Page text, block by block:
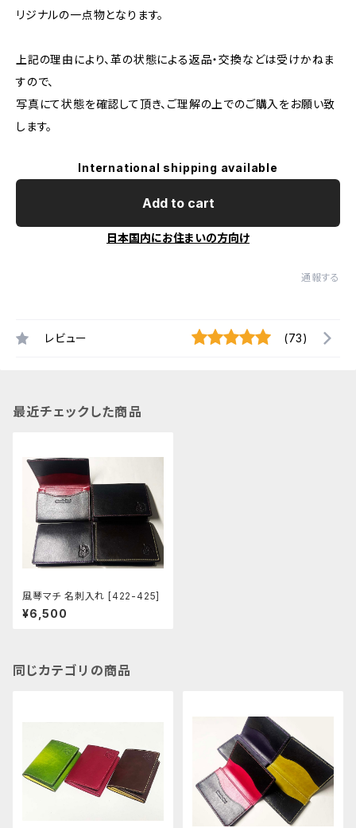
リジナルの一点物となります。
上記の理由により、革の状態による返品・交換などは受けかねま
すので、
写真にて状態を確認して頂き、ご理解の上でのご購入をお願い致
します。
International shipping available
Add to cart
日本国内にお住まいの方向け
通報する
レビュー (73)
最近チェックした商品
風琴マチ 名刺入れ [422-425]
¥6,500
同じカテゴリの商品